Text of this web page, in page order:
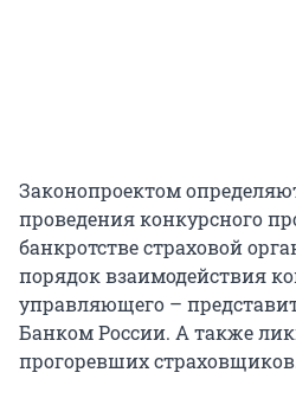
Законопроектом
проведения конкурсного
банкротстве страховой
порядок взаимодействия
управляющего –
Банком России. А также
прогоревших